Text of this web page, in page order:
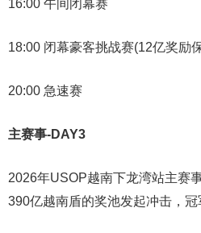
16:00 午间闭幕赛
18:00 闭幕豪客挑战赛(12亿奖励
20:00 急速赛
主赛事-DAY3
2026年USOP越南下龙湾站主赛
390亿越南盾的奖池发起冲击，冠